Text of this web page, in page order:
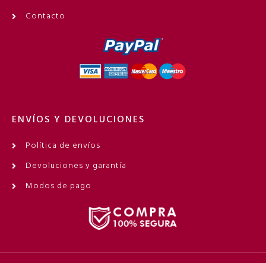
Contacto
ENVÍOS Y DEVOLUCIONES
Política de envíos
Devoluciones y garantía
Modos de pago